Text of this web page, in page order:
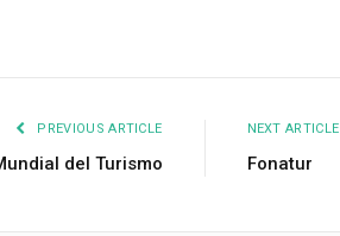
PREVIOUS ARTICLE
del Turismo
NEXT ARTICLE
Fonatur